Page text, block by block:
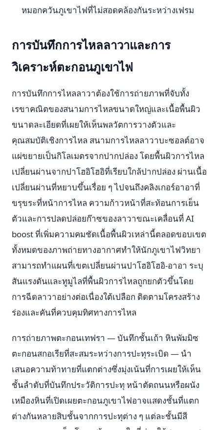
หมอกควันภูเขาไฟที่ไม่สอดคล้องกันระหว่างเฟรม
การบันทึกการไหลลาวาและการ
วิเคราะห์ตะกอนภูเขาไฟ
การบันทึกการไหลลาวาต้องใช้การถ่ายภาพที่จับทั้ง
เรขาคณิตของสนามการไหลขนาดใหญ่และเนื้อพื้นผิว
ขนาดละเอียดที่เผยให้เห็นพลวัตการวางตัวและ
คุณสมบัติเชิงการไหล สนามการไหลลาวาบะซอลต์อาจ
แผ่ขยายเป็นกิโลเมตรจากปากปล่อง โดยพื้นผิวการไหล
เปลี่ยนผ่านจากปาโฮอิโฮอิที่เรียบใกล้ปากปล่อง ผ่านเนื้อ
เปลี่ยนผ่านที่หยาบขึ้นเรื่อย ๆ ไปจนถึงคลิงเกอร์อาอาที่
ขรุขระที่หน้าการไหล ความก้าวหน้าที่สะท้อนการเย็น
ตัวและการปลดปล่อยก๊าซของลาวาขณะเคลื่อนที่ AI
boost ที่เพิ่มความคมชัดเนื้อพื้นผิวเหล่านี้ตลอดขอบเขต
ทั้งหมดของภาพถ่ายทางอากาศทำให้นักภูเขาไฟวิทยา
สามารถทำแผนที่เขตเปลี่ยนผ่านปาโฮอิโฮอิ-อาอา ระบุ
สันแรงดันและทูมูไลที่พื้นผิวการไหลถูกยกตัวขึ้นโดย
การฉีดลาวาอย่างต่อเนื่องใต้เปลือก ติดตามโครงสร้าง
ร่องและคันที่ควบคุมทิศทางการไหล
การถ่ายภาพตะกอนเทฟรา — บันทึกชั้นเถ้า หินพัมมิซ
ตะกอนสกอเรียที่สะสมระหว่างการปะทุระเบิด — นำ
เสนอความท้าทายที่แตกต่างซึ่งมุ่งเน้นที่การเผยให้เห็น
ชั้นลำดับที่บันทึกประวัติการปะทุ หน้าตัดถนนหรือผนัง
เหมืองหินที่เปิดเผยตะกอนภูเขาไฟอาจแสดงชั้นที่แตก
ต่างกันหลายสิบชั้นจากการปะทุต่าง ๆ แต่ละชั้นมีสี